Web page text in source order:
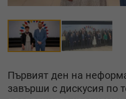
Първият ден на
завърши с дискусия по